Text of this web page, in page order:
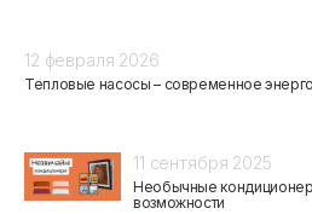
12 февраля 2026
Тепловые насосы – современное
11 сентября 2025
Необычные
возможности